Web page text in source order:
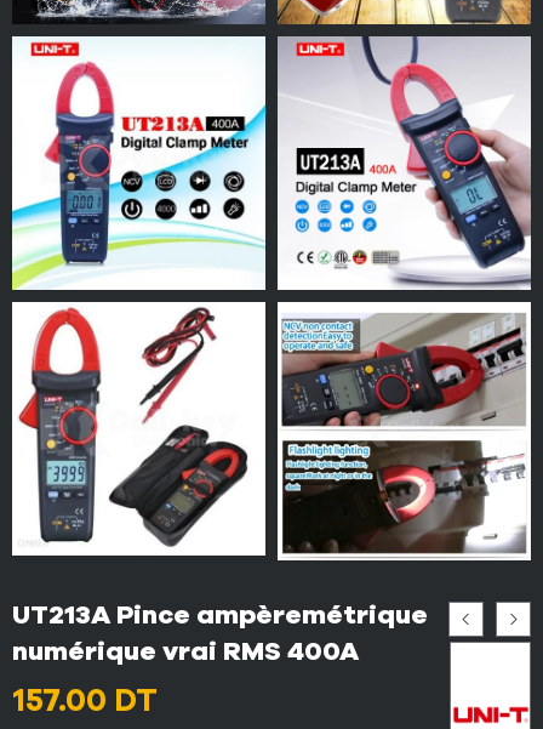
UT213A Pince ampèremétrique
numérique vrai RMS 400A
157.00 DT